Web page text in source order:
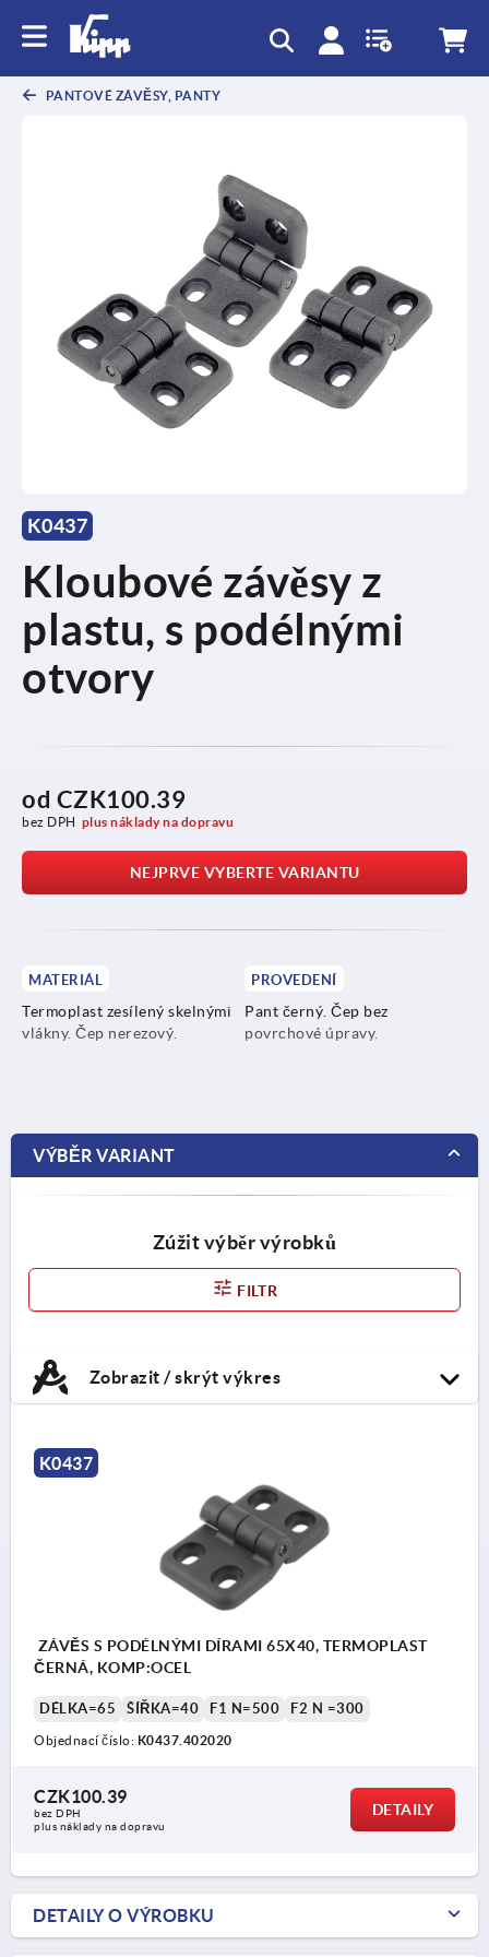
PANTOVÉ ZÁVĚSY, PANTY
K0437
Kloubové závěsy z
plastu, s podélnými
otvory
od CZK100.39
bez DPH plus náklady na dopravu
NEJPRVE VYBERTE VARIANTU
MATERIÁL
Termoplast zesílený skelnými
vlákny. Čep nerezový.
PROVEDENÍ
Pant černý. Čep bez
povrchové úpravy.
VÝBĚR VARIANT
Zúžit výběr výrobků
FILTR
Zobrazit / skrýt výkres
K0437
ZÁVĚS S PODÉLNÝMI DÍRAMI 65X40, TERMOPLAST
ČERNÁ, KOMP:OCEL
DÉLKA=65 ŠÍŘKA=40 F1 N=500 F2 N =300
Objednací číslo: K0437.402020
CZK100.39
bez DPH
plus náklady na dopravu
DETAILY
DETAILY O VÝROBKU